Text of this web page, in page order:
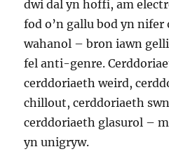
dwi dal yn hoffi, am
fod o’n gallu bod yn
wahanol – bron iawn
fel anti-genre.
cerddoriaeth weird,
chillout, cerddoriaeth
cerddoriaeth glasurol –
yn unigryw.